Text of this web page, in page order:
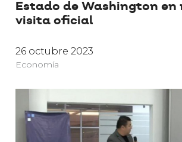
Estado de Washington en
visita oficial
26 octubre 2023
Economía